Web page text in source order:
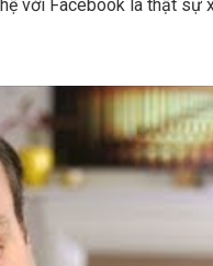
với Facebook là thật sự